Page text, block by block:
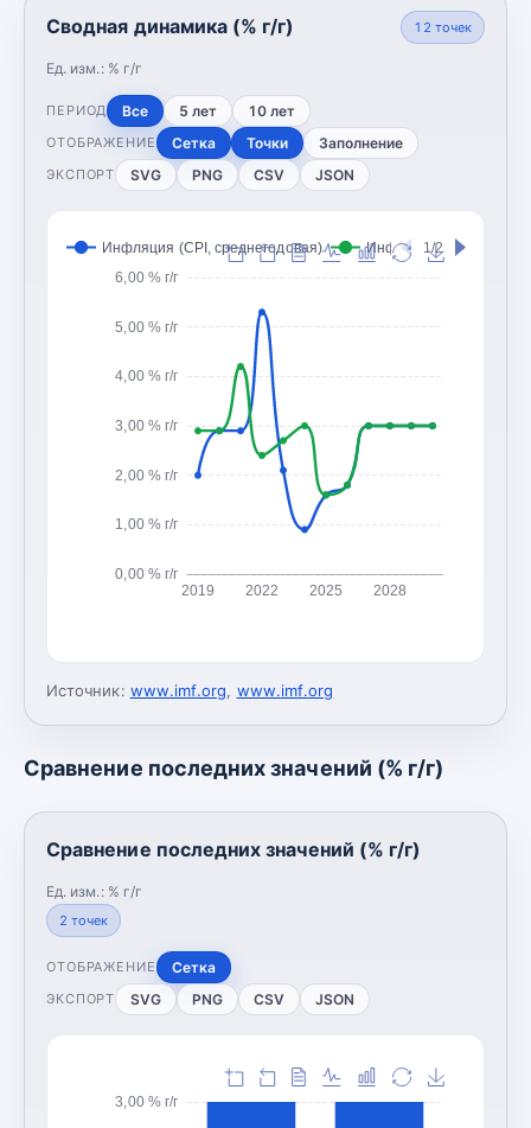
Сводная динамика (% г/г)
Ед. изм.: % г/г
12 точек
ПЕРИОД Все 5 лет 10 лет
ОТОБРАЖЕНИЕ Сетка Точки Заполнение
ЭКСПОРТ SVG PNG CSV JSON
0,00 % г/г
1,00 % г/г
2,00 % г/г
3,00 % г/г
4,00 % г/г
5,00 % г/г
6,00 % г/г
2019 2022 2025 2028
Инфляция (CPI, среднегодовая) Инфляция (CPI, конец
1/2
Источник: www.imf.org, www.imf.org
Сравнение последних значений (% г/г)
Сравнение последних значений (% г/г)
Ед. изм.: % г/г
2 точек
ОТОБРАЖЕНИЕ Сетка
ЭКСПОРТ SVG PNG CSV JSON
3,00 % г/г